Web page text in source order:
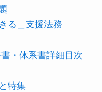
る＿支援法務
・体系書詳細目次
特集